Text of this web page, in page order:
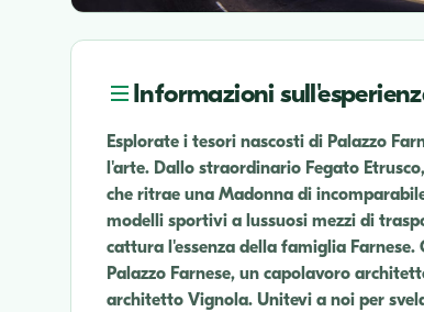
Informazioni
Esplorate i tesori nascosti di Palazzo
l'arte. Dallo straordinario Fegato
che ritrae una Madonna di
modelli sportivi a lussuosi mezzi di
cattura l'essenza della famiglia
Palazzo Farnese, un capolavoro
architetto Vignola. Unitevi a noi per